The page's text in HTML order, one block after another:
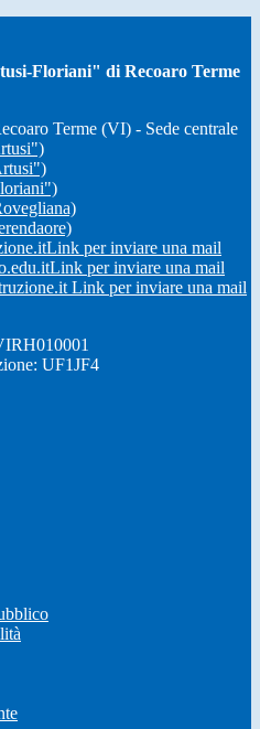
Floriani" di Recoaro Terme
Terme (VI) - Sede centrale
Link per inviare una mail
Link per inviare una mail
Link per inviare una mail
UF1JF4